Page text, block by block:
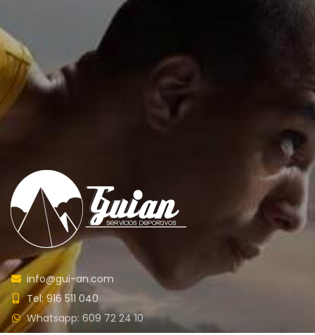
info@gui-an.com
Tel: 916 511 040
Whatsapp: 609 72 24 10